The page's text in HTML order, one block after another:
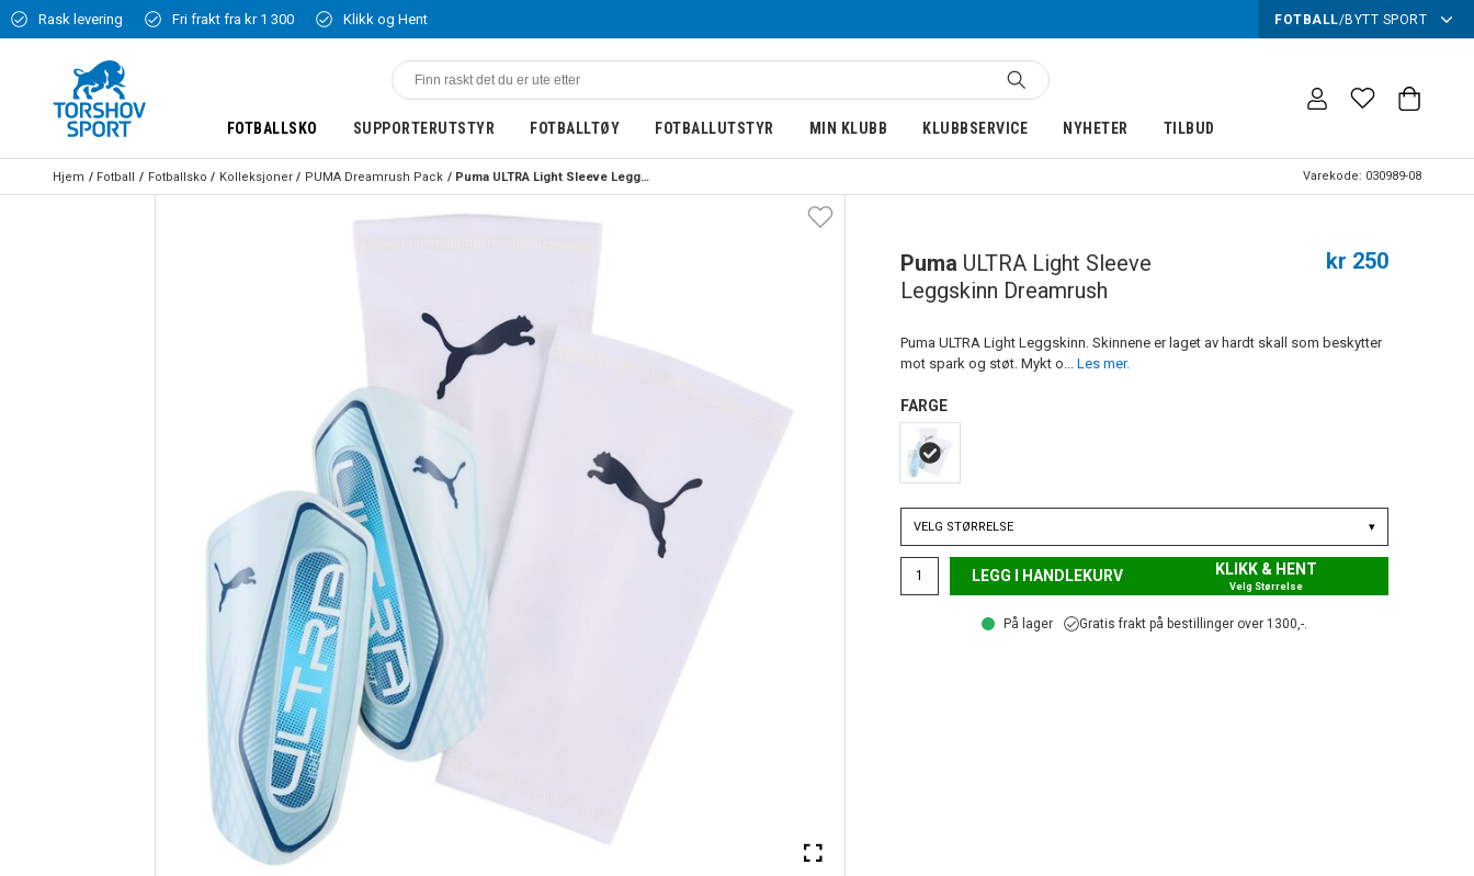
Rask levering Fri frakt fra kr 1 300 Klikk og Hent FOTBALL/BYTT SPORT
FOTBALLSKO SUPPORTERUTSTYR FOTBALLTØY FOTBALLUTSTYR MIN KLUBB KLUBBSERVICE NYHETER TILBUD
Hjem Fotball Fotballsko Kolleksjoner PUMA Dreamrush Pack Puma ULTRA Light Sleeve Leggskinn Dreamrush Varekode: 030989-08
Puma ULTRA Light Sleeve
Leggskinn Dreamrush
kr 250
Puma ULTRA Light Leggskinn. Skinnene er laget av hardt skall som beskytter
mot spark og støt. Mykt o... Les mer.
FARGE
VELG STØRRELSE ▾
LEGG I HANDLEKURV KLIKK & HENT
Velg Størrelse
På lager Gratis frakt på bestillinger over 1300,-.